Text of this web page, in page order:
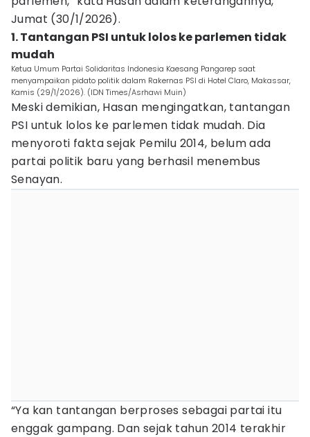
Jumat (30/1/2026).
1. Tantangan PSI untuk lolos ke parlemen tidak
mudah
Ketua Umum Partai Solidaritas Indonesia Kaesang Pangarep saat
menyampaikan pidato politik dalam Rakernas PSI di Hotel Claro, Makassar,
Kamis (29/1/2026). (IDN Times/Asrhawi Muin)
Meski demikian, Hasan mengingatkan, tantangan
PSI untuk lolos ke parlemen tidak mudah. Dia
menyoroti fakta sejak Pemilu 2014, belum ada
partai politik baru yang berhasil menembus
Senayan.
“Ya kan tantangan berproses sebagai partai itu
enggak gampang. Dan sejak tahun 2014 terakhir